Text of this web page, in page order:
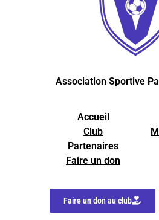
Association Sportive
Accueil
Club
Partenaires
Faire un don
Faire un don au club